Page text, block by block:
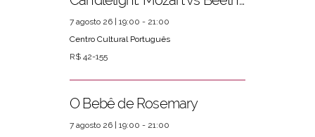
7 agosto 26 | 19:00 - 21:00
Centro Cultural Português
R$ 42-155
O Bebê de Rosemary
7 agosto 26 | 19:00 - 21:00